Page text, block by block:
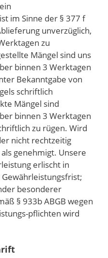
im Sinne der § 377 f
unverzüglich,
zu
Mängel sind uns
binnen 3 Werktagen
Bekanntgabe von
schriftlich
Mängel sind
binnen 3 Werktagen
zu rügen. Wird
nicht rechtzeitig
genehmigt. Unsere
erlischt in
besonderer
§ 933b ABGB wegen
pflichten wird